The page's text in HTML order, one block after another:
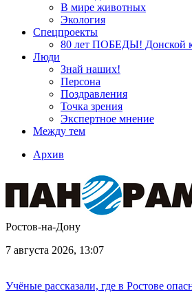
В мире животных
Экология
Спецпроекты
80 лет ПОБЕДЫ! Донской
Люди
Знай наших!
Персона
Поздравления
Точка зрения
Экспертное мнение
Между тем
Архив
Ростов-на-Дону
7 августа 2026, 13:07
Учёные рассказали, где в Ростове